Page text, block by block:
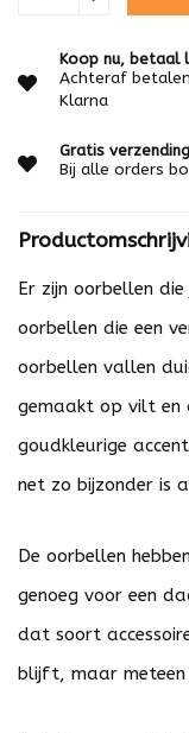
Koop nu, betaal
Achteraf
Klarna
Gratis verzending
Bij alle orders
Er zijn oorbellen
oorbellen die een
oorbellen vallen
gemaakt op vilt en
goudkleurige
net zo bijzonder is
De oorbellen
genoeg voor een
dat soort
blijft, maar